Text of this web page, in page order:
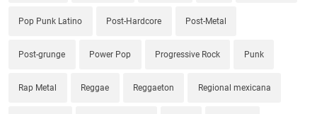
Pop Punk Latino Post-Hardcore Post-Metal
Post-grunge Power Pop Progressive Rock Punk
Rap Metal Reggae Reggaeton Regional mexicana